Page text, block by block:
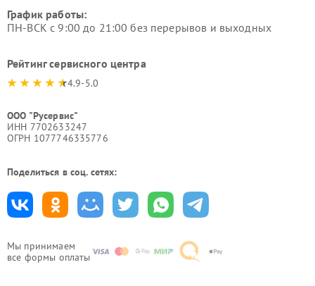
Мы принимаем
все формы оплаты
График работы:
ПН-ВСК с 9:00 до 21:00 без перерывов и выходных
Рейтинг сервисного центра
4.9-5.0
ООО "Русервис"
ИНН 7702633247
ОГРН 1077746335776
Поделиться в соц. сетях: